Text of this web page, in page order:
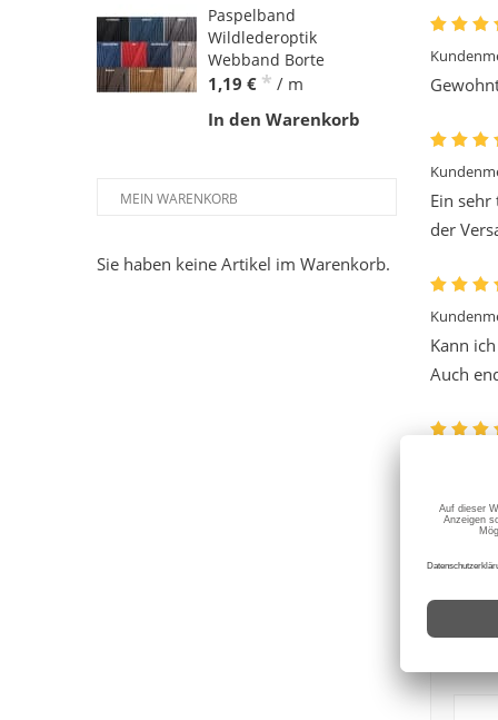
Ein
der
Kann
Auch
Paspelband
Wildlederoptik
Webband Borte
1,19 € * / m
In den Warenkorb
MEIN WARENKORB
Sie haben keine Artikel im Warenkorb.